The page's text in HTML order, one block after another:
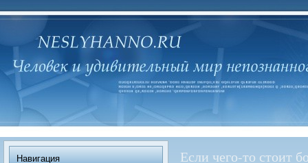
Навигация Если чего-то стоит